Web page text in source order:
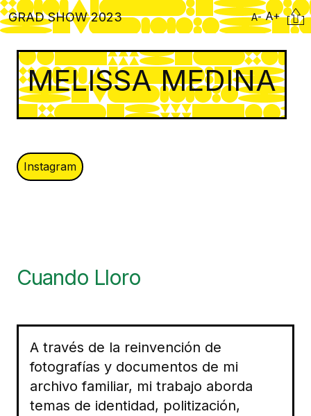
Skip
to
main
content
GRAD SHOW 2023 A- A+
MELISSA MEDINA
Instagram
Cuando Lloro
A través de la reinvención de
fotografías y documentos de mi
archivo familiar, mi trabajo aborda
temas de identidad, politización,